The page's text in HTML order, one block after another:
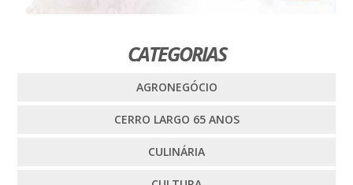
CATEGORIAS
AGRONEGÓCIO
CERRO LARGO 65 ANOS
CULINÁRIA